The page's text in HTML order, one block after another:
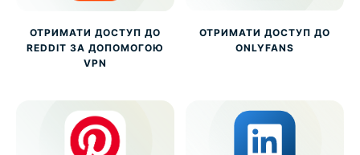
ОТРИМАТИ ДОСТУП ДО
REDDIT ЗА ДОПОМОГОЮ
VPN
ОТРИМАТИ ДОСТУП ДО
ONLYFANS